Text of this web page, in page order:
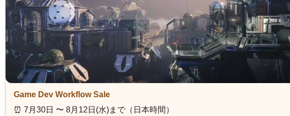
Game Dev Workflow Sale
⏰️ 7月30日 〜 8月12日(水)まで（日本時間）